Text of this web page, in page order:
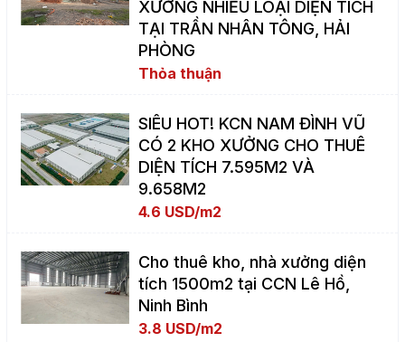
XƯỞNG NHIỀU LOẠI DIỆN TÍCH
TẠI TRẦN NHÂN TÔNG, HẢI
PHÒNG
Thỏa thuận
SIÊU HOT! KCN NAM ĐÌNH VŨ
CÓ 2 KHO XƯỞNG CHO THUÊ
DIỆN TÍCH 7.595M2 VÀ
9.658M2
4.6 USD/m2
Cho thuê kho, nhà xưởng diện
tích 1500m2 tại CCN Lê Hồ,
Ninh Bình
3.8 USD/m2